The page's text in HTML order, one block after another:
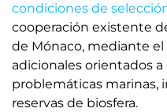
condiciones de
cooperación existente
de Mónaco, mediante
adicionales orientados
problemáticas marinas,
reservas de biosfera.